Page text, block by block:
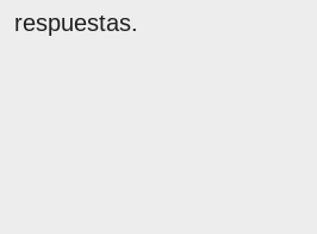
respuestas.